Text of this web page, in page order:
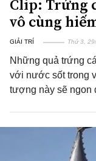
Clip: Trứng
vô cùng
GIẢI TRÍ Thứ 3,
Những quả trứng
với nước sốt trong
tượng này sẽ ngon